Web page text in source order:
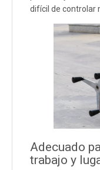
difícil de controlar
Adecuado
trabajo y